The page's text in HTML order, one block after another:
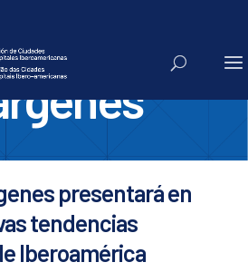
presentará en
tendencias
Iberoamérica